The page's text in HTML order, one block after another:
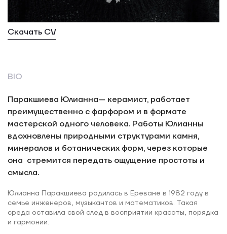
Скачать CV
BIO
Паракшиева Юлианна— керамист, работает
преимущественно с фарфором и в формате
мастерской одного человека. Работы Юлианны
вдохновлены природными структурами камня,
минералов и ботанических форм, через которые
она стремится передать ощущение простоты и
смысла.
Юлианна Паракшиева родилась в Ереване в 1982 году в
семье инженеров, музыкантов и математиков. Такая
среда оставила свой след в восприятии красоты, порядка
и гармонии.